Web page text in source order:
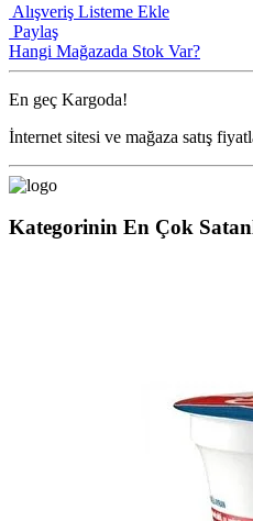
Alışveriş Listeme Ekle
Paylaş
Hangi Mağazada Stok Var?
En geç Kargoda!
İnternet sitesi ve mağaza satış
Kategorinin En Çok